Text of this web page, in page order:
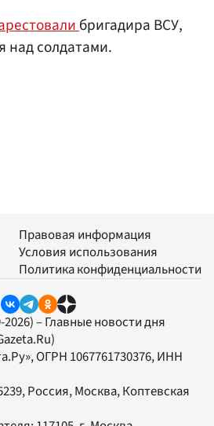
бригадира ВСУ,
над солдатами.
Правовая информация
Условия использования
Политика конфиденциальности
– Главные новости дня
, ОГРН 1067761730376, ИНН
Россия, Москва, Коптевская